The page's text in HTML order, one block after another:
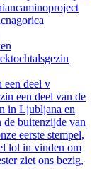
een deel v